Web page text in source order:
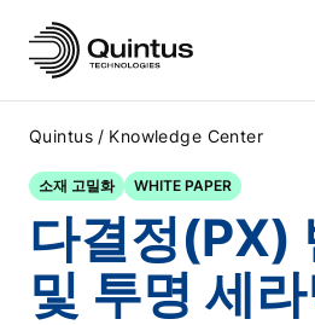
Quintus / Knowledge Center
소재 고밀화 WHITE PAPER
다결정(PX)
및 투명 세